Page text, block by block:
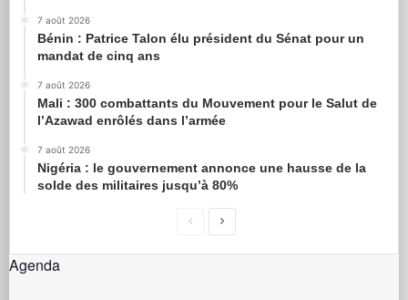
7 août 2026
Bénin : Patrice Talon élu président du Sénat pour un
mandat de cinq ans
7 août 2026
Mali : 300 combattants du Mouvement pour le Salut de
l’Azawad enrôlés dans l’armée
7 août 2026
Nigéria : le gouvernement annonce une hausse de la
solde des militaires jusqu’à 80%
Agenda